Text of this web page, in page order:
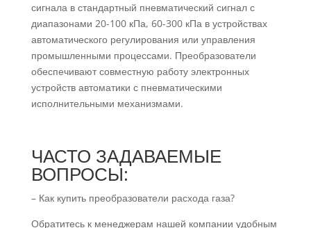
сигнала в стандартный пневматический сигнал с
диапазонами 20-100 кПа, 60-300 кПа в устройствах
автоматического регулирования или управления
промышленными процессами. Преобразователи
обеспечивают совместную работу электронных
устройств автоматики с пневматическими
исполнительными механизмами.
ЧАСТО ЗАДАВАЕМЫЕ
ВОПРОСЫ:
– Как купить преобразователи расхода газа?
Обратитесь к менеджерам нашей компании удобным